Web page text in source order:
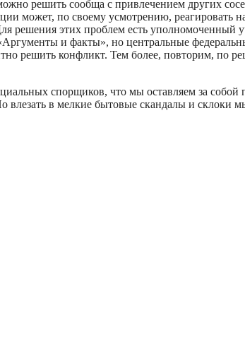
решить сообща с привлечением других
может, по своему усмотрению, реагировать
решения этих проблем есть уполномоченный
и факты», но центральные
решить конфликт. Тем более, повторим, по
спорщиков, что мы оставляем за собой
влезать в мелкие бытовые скандалы и склоки